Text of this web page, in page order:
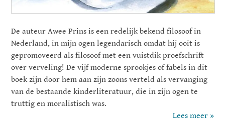
De auteur Awee Prins is een redelijk bekend filosoof in
Nederland, in mijn ogen legendarisch omdat hij ooit is
gepromoveerd als filosoof met een vuistdik proefschrift
over verveling! De vijf moderne sprookjes of fabels in dit
boek zijn door hem aan zijn zoons verteld als vervanging
van de bestaande kinderliteratuur, die in zijn ogen te
truttig en moralistisch was.
Lees meer »